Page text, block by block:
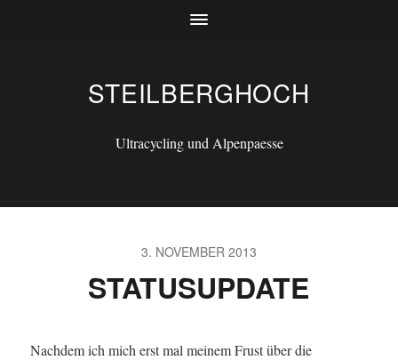
STEILBERGHOCH
Ultracycling und Alpenpaesse
3. NOVEMBER 2013
STATUSUPDATE
Nachdem ich mich erst mal meinem Frust über die